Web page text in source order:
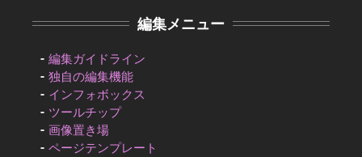
編集メニュー
編集ガイドライン
独自の編集機能
インフォボックス
ツールチップ
画像置き場
ページテンプレート